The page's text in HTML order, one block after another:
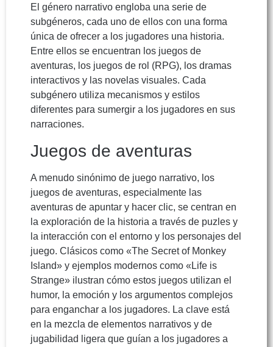
El género narrativo engloba una serie de
subgéneros, cada uno de ellos con una forma
única de ofrecer a los jugadores una historia.
Entre ellos se encuentran los juegos de
aventuras, los juegos de rol (RPG), los dramas
interactivos y las novelas visuales. Cada
subgénero utiliza mecanismos y estilos
diferentes para sumergir a los jugadores en sus
narraciones.
Juegos de aventuras
A menudo sinónimo de juego narrativo, los
juegos de aventuras, especialmente las
aventuras de apuntar y hacer clic, se centran en
la exploración de la historia a través de puzles y
la interacción con el entorno y los personajes del
juego. Clásicos como «The Secret of Monkey
Island» y ejemplos modernos como «Life is
Strange» ilustran cómo estos juegos utilizan el
humor, la emoción y los argumentos complejos
para enganchar a los jugadores. La clave está
en la mezcla de elementos narrativos y de
jugabilidad ligera que guían a los jugadores a